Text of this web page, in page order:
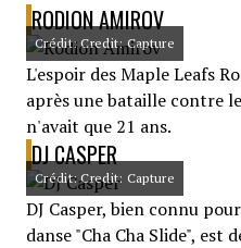
RODION AMIROV
Crédit: Credit: Capture
L'espoir des Maple Leafs
après une bataille contre
n'avait que 21 ans.
DJ CASPER
Crédit: Credit: Capture
DJ Casper, bien connu
danse "Cha Cha Slide", est